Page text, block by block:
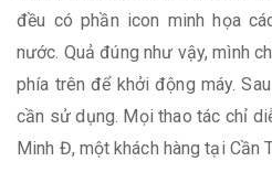
đều có phần icon minh họa
nước. Quả đúng như vậy, mình
phía trên để khởi động máy.
cần sử dụng. Mọi thao tác chỉ
Minh Đ, một khách hàng tại Cần